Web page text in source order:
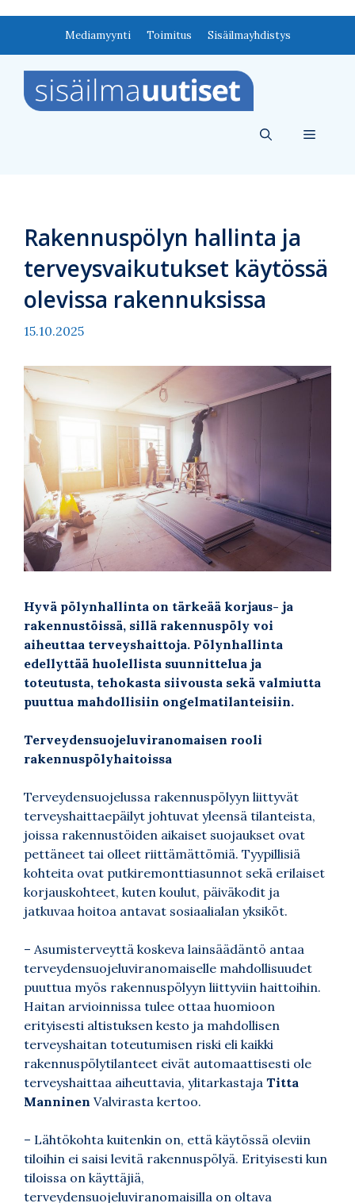
Mediamyynti Toimitus Sisäilmayhdistys
Valikko
Rakennuspölyn hallinta ja
terveysvaikutukset käytössä
olevissa rakennuksissa
15.10.2025
Hyvä pölynhallinta on tärkeää korjaus- ja
rakennustöissä, sillä rakennuspöly voi
aiheuttaa terveyshaittoja. Pölynhallinta
edellyttää huolellista suunnittelua ja
toteutusta, tehokasta siivousta sekä valmiutta
puuttua mahdollisiin ongelmatilanteisiin.
Terveydensuojeluviranomaisen rooli
rakennuspölyhaitoissa
Terveydensuojelussa rakennuspölyyn liittyvät
terveyshaittaepäilyt johtuvat yleensä tilanteista,
joissa rakennustöiden aikaiset suojaukset ovat
pettäneet tai olleet riittämättömiä. Tyypillisiä
kohteita ovat putkiremonttiasunnot sekä erilaiset
korjauskohteet, kuten koulut, päiväkodit ja
jatkuvaa hoitoa antavat sosiaalialan yksiköt.
– Asumisterveyttä koskeva lainsäädäntö antaa
terveydensuojeluviranomaiselle mahdollisuudet
puuttua myös rakennuspölyyn liittyviin haittoihin.
Haitan arvioinnissa tulee ottaa huomioon
erityisesti altistuksen kesto ja mahdollisen
terveyshaitan toteutumisen riski eli kaikki
rakennuspölytilanteet eivät automaattisesti ole
terveyshaittaa aiheuttavia, ylitarkastaja Titta
Manninen Valvirasta kertoo.
– Lähtökohta kuitenkin on, että käytössä oleviin
tiloihin ei saisi levitä rakennuspölyä. Erityisesti kun
tiloissa on käyttäjiä,
terveydensuojeluviranomaisilla on oltava